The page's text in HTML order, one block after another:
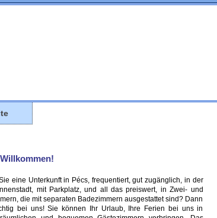
eine Unterkunft in Pécs, frequentiert, gut zugänglich, in der
mit Parkplatz, und all das preiswert, in Zwei- und
die mit separaten Badezimmern ausgestattet sind? Dann
bei uns! Sie können Ihr Urlaub, Ihre Ferien bei uns in